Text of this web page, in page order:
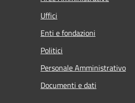
Uffici
Enti e fondazioni
Politici
Personale Amministrativo
Documenti e dati